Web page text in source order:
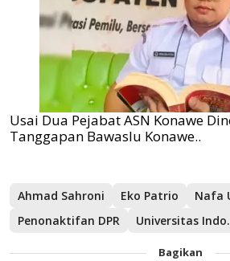
Usai Dua Pejabat ASN Konawe
Tanggapan Bawaslu Konawe..
Ahmad Sahroni Eko Patrio
Nafa
Penonaktifan DPR
Bagikan